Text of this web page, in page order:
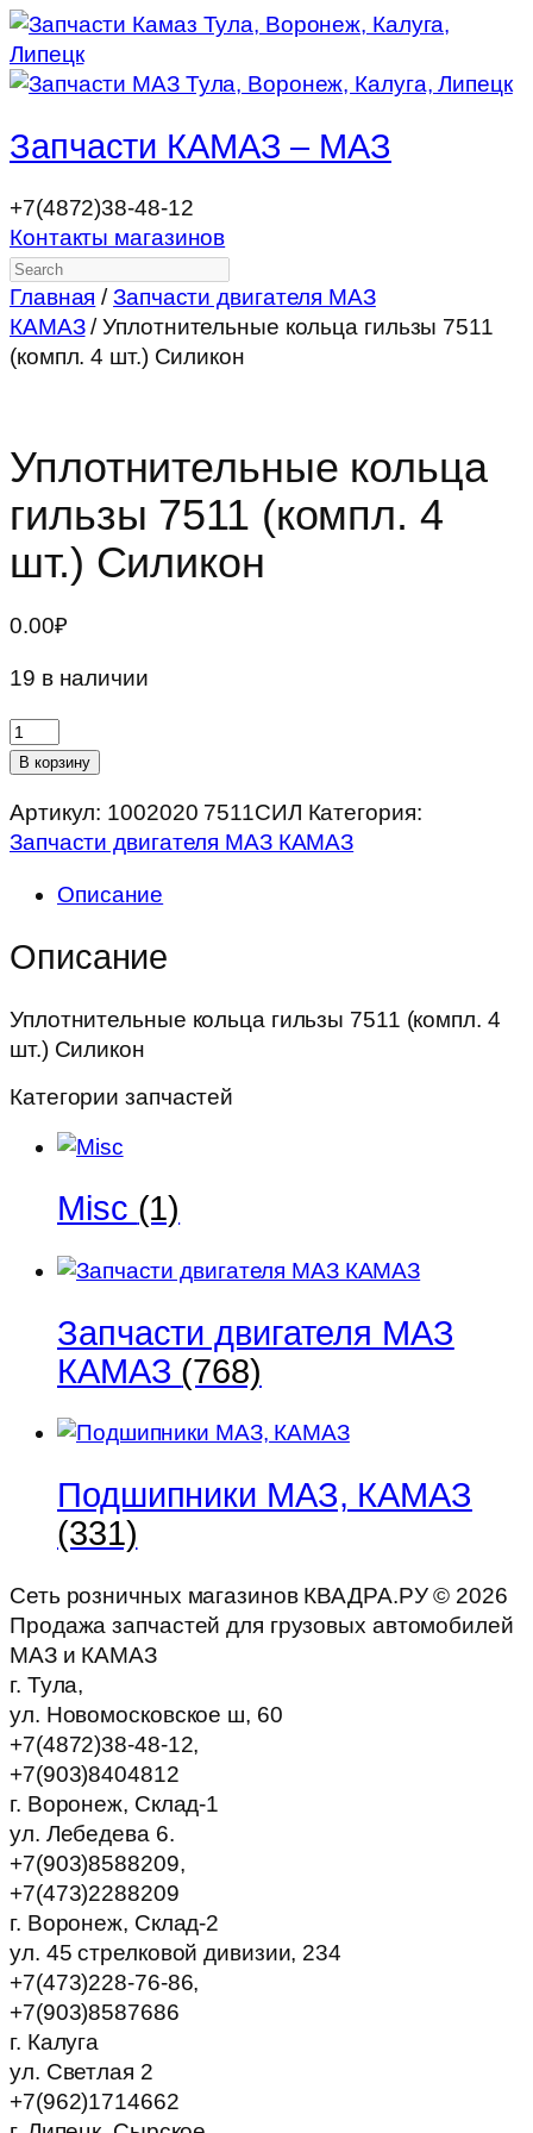
Запчасти КАМАЗ – МАЗ
+7(4872)38-48-12
Контакты магазинов
Search
Главная /Запчасти двигателя МАЗ
КАМАЗ/ Уплотнительные кольца гильзы 7511
(компл. 4 шт.) Силикон
Уплотнительные кольца
гильзы 7511 (компл. 4
шт.) Силикон
0.00₽
19 в наличии
Количество
товара
кольца
гильзы
(компл.
шт.)
В корзину
Артикул: 1002020 7511СИЛ Категория:
Запчасти двигателя МАЗ КАМАЗ
Описание
Описание
Уплотнительные кольца гильзы 7511 (компл. 4
шт.) Силикон
Категории запчастей
Misc (1)
Запчасти двигателя МАЗ
КАМАЗ (768)
Подшипники МАЗ, КАМАЗ
(331)
Сеть розничных магазинов КВАДРА.РУ © 2026
Продажа запчастей для грузовых автомобилей
МАЗ и КАМАЗ
г. Тула,
ул. Новомосковское ш, 60
+7(4872)38-48-12,
+7(903)8404812
г. Воронеж, Склад-1
ул. Лебедева 6.
+7(903)8588209,
+7(473)2288209
г. Воронеж, Склад-2
ул. 45 стрелковой дивизии, 234
+7(473)228-76-86,
+7(903)8587686
г. Калуга
ул. Светлая 2
+7(962)1714662